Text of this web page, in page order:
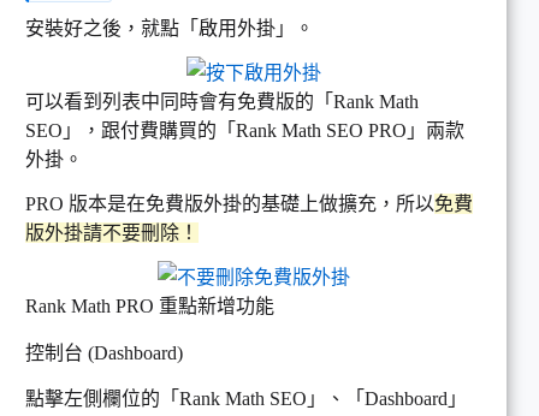
安裝好之後，就點「啟用外掛」。
可以看到列表中同時會有免費版的「Rank Math
SEO」，跟付費購買的「Rank Math SEO PRO」兩款
外掛。
PRO 版本是在免費版外掛的基礎上做擴充，所以免費
版外掛請不要刪除！
Rank Math PRO 重點新增功能
控制台 (Dashboard)
點擊左側欄位的「Rank Math SEO」、「Dashboard」